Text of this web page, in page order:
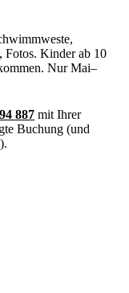
Fotos. Kinder ab 10
Nur Mai–
887 mit Ihrer
Buchung (und